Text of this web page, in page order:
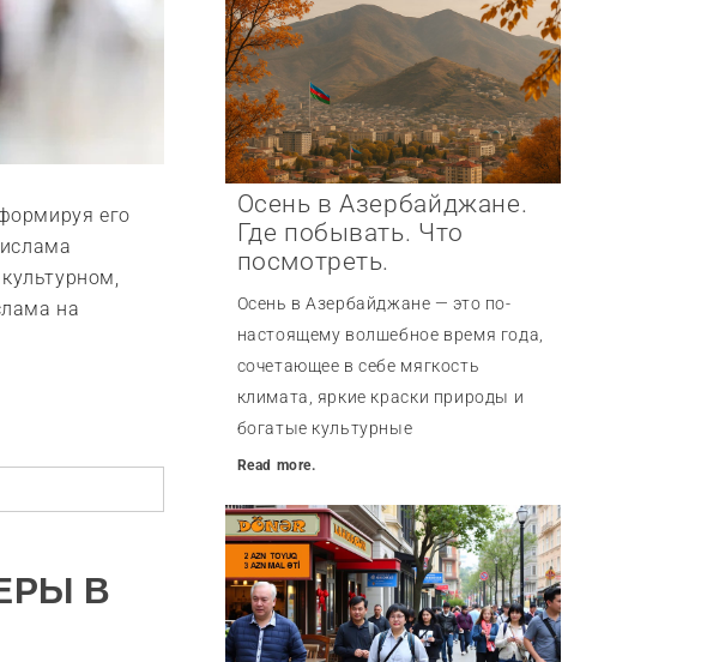
его
на
В
Осень в Азербайджане.
Где побывать. Что
посмотреть.
Осень в Азербайджане — это по-
настоящему волшебное время года,
сочетающее в себе мягкость
климата, яркие краски природы и
богатые культурные
Read more.